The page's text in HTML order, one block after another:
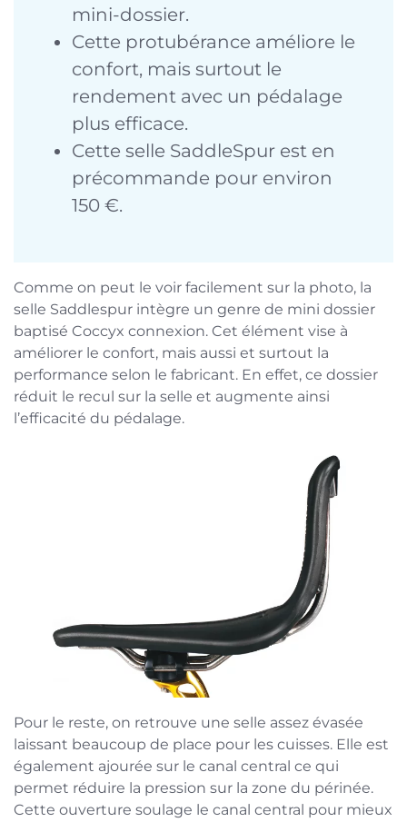
mini-dossier.
Cette protubérance améliore le
confort, mais surtout le
rendement avec un pédalage
plus efficace.
Cette selle SaddleSpur est en
précommande pour environ
150 €.
Comme on peut le voir facilement sur la photo, la
selle Saddlespur intègre un genre de mini dossier
baptisé Coccyx connexion. Cet élément vise à
améliorer le confort, mais aussi et surtout la
performance selon le fabricant. En effet, ce dossier
réduit le recul sur la selle et augmente ainsi
l’efficacité du pédalage.
Pour le reste, on retrouve une selle assez évasée
laissant beaucoup de place pour les cuisses. Elle est
également ajourée sur le canal central ce qui
permet réduire la pression sur la zone du périnée.
Cette ouverture soulage le canal central pour mieux